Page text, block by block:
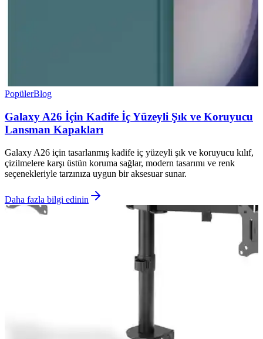
PopülerBlog
Galaxy A26 İçin Kadife İç Yüzeyli Şık ve Koruyucu
Lansman Kapakları
Galaxy A26 için tasarlanmış kadife iç yüzeyli şık ve koruyucu kılıf,
çizilmelere karşı üstün koruma sağlar, modern tasarımı ve renk
seçenekleriyle tarzınıza uygun bir aksesuar sunar.
Daha fazla bilgi edinin